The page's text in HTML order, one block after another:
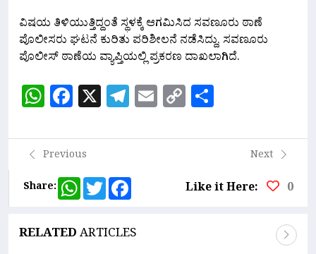
ವಿಷಯ ತಿಳಿಯುತ್ತಿದ್ದಂತೆ ಸ್ಥಳಕ್ಕೆ ಆಗಮಿಸಿದ ಸವಣೂರು ಠಾಣೆ
ಪೊಲೀಸರು ಘಟನೆ ಕುರಿತು ಪರಿಶೀಲನೆ ನಡೆಸಿದ್ದು, ಸವಣೂರು
ಪೊಲೀಸ್ ಠಾಣೆಯ ವ್ಯಾಪ್ತಿಯಲ್ಲಿ ಪ್ರಕರಣ ದಾಖಲಾಗಿದೆ.
WhatsApp
Facebook
X Telegram
Email
Copy
Link
Previous
Next
Share:
WhatsApp
Twitter Like it Here: 0
RELATEDARTICLES